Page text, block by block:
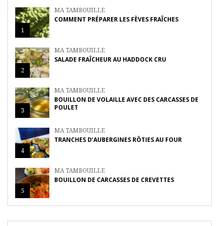
1
MA TAMBOUILLE
COMMENT PRÉPARER LES FÈVES FRAÎCHES
2
MA TAMBOUILLE
SALADE FRAÎCHEUR AU HADDOCK CRU
3
MA TAMBOUILLE
BOUILLON DE VOLAILLE AVEC DES CARCASSES DE
POULET
4
MA TAMBOUILLE
TRANCHES D’AUBERGINES RÔTIES AU FOUR
5
MA TAMBOUILLE
BOUILLON DE CARCASSES DE CREVETTES